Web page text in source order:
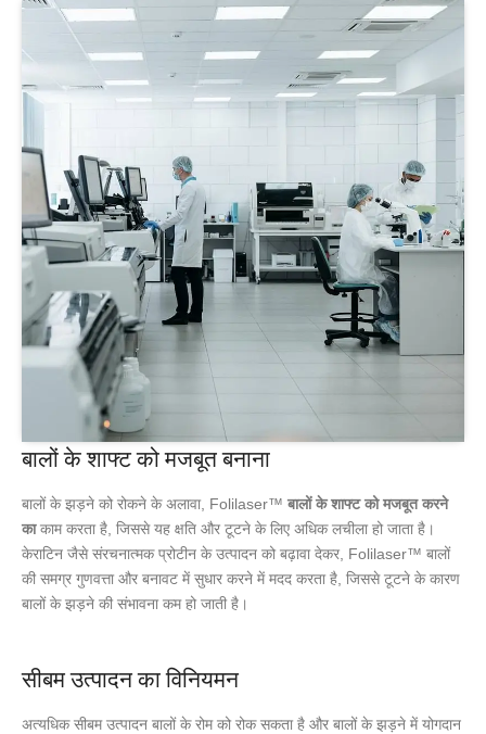
बालों के शाफ्ट को मजबूत बनाना
बालों के झड़ने को रोकने के अलावा, Folilaser™ बालों के शाफ्ट को मजबूत करने
काकाम करता है, जिससे यह क्षति और टूटने के लिए अधिक लचीला हो जाता है।
केराटिन जैसे संरचनात्मक प्रोटीन के उत्पादन को बढ़ावा देकर, Folilaser™ बालों
की समग्र गुणवत्ता और बनावट में सुधार करने में मदद करता है, जिससे टूटने के कारण
बालों के झड़ने की संभावना कम हो जाती है।
सीबम उत्पादन का विनियमन
अत्यधिक सीबम उत्पादन बालों के रोम को रोक सकता है और बालों के झड़ने में योगदान